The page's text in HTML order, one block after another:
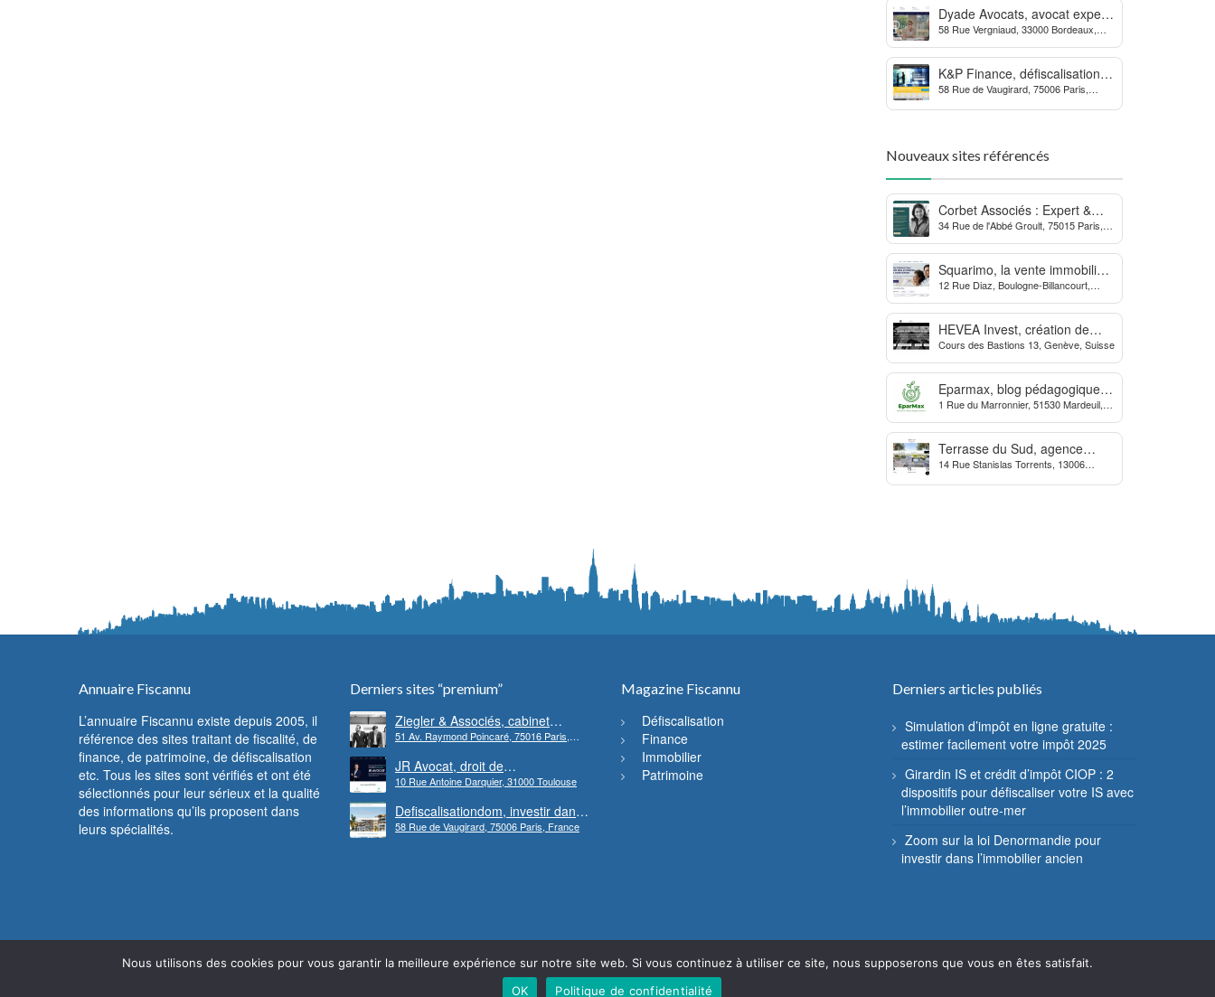
Dyade Avocats, avocat expert
des procédures contre la
MDPH
58 Rue Vergniaud, 33000 Bordeaux,
K&P Finance, défiscalisation et
placements financiers
58 Rue de Vaugirard, 75006 Paris,
Nouveaux sites référencés
Corbet Associés : Expert &
Partenaire des Dirigeants
d’Entreprise
34 Rue de l'Abbé Groult, 75015 Paris,
Squarimo, la vente immobilière
interactive qui dynamise les
transactions
12 Rue Diaz, Boulogne-Billancourt,
HEVEA Invest, création de
société et domiciliation en
Suisse
Cours des Bastions 13, Genève, Suisse
Eparmax, blog pédagogique
sur les finances personnelles
1 Rue du Marronnier, 51530 Mardeuil,
Terrasse du Sud, agence
Immobilière à Marseille
14 Rue Stanislas Torrents, 13006
Annuaire Fiscannu
L’annuaire Fiscannu existe depuis 2005, il
référence des sites traitant de fiscalité, de
finance, de patrimoine, de défiscalisation
etc. Tous les sites sont vérifiés et ont été
sélectionnés pour leur sérieux et la qualité
des informations qu’ils proposent dans
leurs spécialités.
Derniers sites “premium”
Ziegler & Associés, cabinet
d’avocats en droit bancaire,
cryptomonnaie et escroqueries
financières
51 Av. Raymond Poincaré, 75016 Paris,
JR Avocat, droit de
l’environnement et de l’urbanisme
10 Rue Antoine Darquier, 31000 Toulouse
Defiscalisationdom, investir dans
l’immobilier neuf Outre-mer
58 Rue de Vaugirard, 75006 Paris, France
Magazine Fiscannu
Défiscalisation
Finance
Immobilier
Patrimoine
Derniers articles publiés
Simulation d’impôt en ligne gratuite :
estimer facilement votre impôt 2025
Girardin IS et crédit d’impôt CIOP : 2
dispositifs pour défiscaliser votre IS avec
l’immobilier outre-mer
Zoom sur la loi Denormandie pour
investir dans l’immobilier ancien
Nous utilisons des cookies pour vous garantir la meilleure expérience sur notre site web. Si vous continuez à utiliser ce site, nous supposerons que vous en êtes satisfait.
OK
Politique de confidentialité